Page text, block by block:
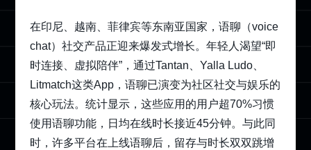
在印尼、越南、菲律宾等东南亚国家，语聊（voice
chat）社交产品正迎来爆发式增长。年轻人渴望“即
时连接、虚拟陪伴”，通过Tantan、Yalla Ludo、
Litmatch这类App，语聊已演变为社区社交与娱乐的
核心玩法。统计显示，这些应用的用户超70%习惯
使用语聊功能，日均在线时长接近45分钟。与此同
时，许多平台在上线语聊后，留存与时长双双跳增